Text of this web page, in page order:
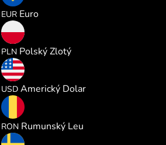
EUR Euro
PLN Polský Zlotý
USD Americký Dolar
RON Rumunský Leu